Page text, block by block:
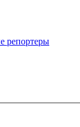
репортеры